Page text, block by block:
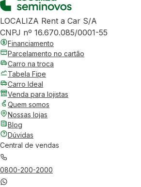
LOCALIZA Rent a Car S/A
CNPJ nº 16.670.085/0001-55
Financiamento
Parcelamento no cartão
Carro na troca
Tabela Fipe
Carro Ideal
Venda para lojistas
Quem somos
Nossas lojas
Blog
Dúvidas
Central de vendas
0800-200-2000